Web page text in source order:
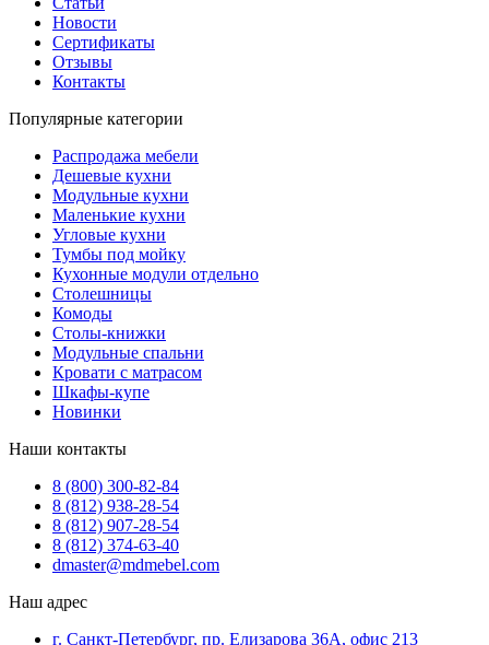
Новости
Сертификаты
Отзывы
Контакты
Популярные категории
Распродажа мебели
Дешевые кухни
Модульные кухни
Маленькие кухни
Угловые кухни
Тумбы под мойку
Кухонные модули отдельно
Столешницы
Комоды
Столы-книжки
Модульные спальни
Кровати с матрасом
Шкафы-купе
Новинки
Наши контакты
8 (800) 300-82-84
8 (812) 938-28-54
8 (812) 907-28-54
8 (812) 374-63-40
dmaster@mdmebel.com
Наш адрес
г. Санкт-Петербург, пр. Елизарова 36А, офис 213